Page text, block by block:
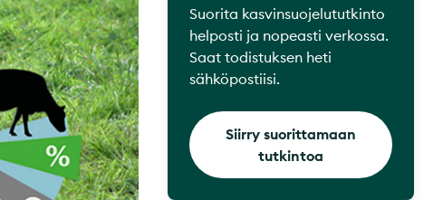
Suorita kasvinsuojelututkinto
helposti ja nopeasti verkossa.
Saat todistuksen heti
sähköpostiisi.
Siirry suorittamaan
tutkintoa